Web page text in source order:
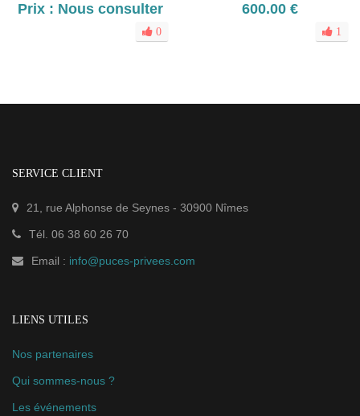
Prix : Nous consulter
0
600.00 €
1
SERVICE CLIENT
21, rue Alphonse de Seynes - 30900 Nîmes
Tél. 06 38 60 26 70
Email : info@puces-privees.com
LIENS UTILES
Nos partenaires
Qui sommes-nous ?
Les événements